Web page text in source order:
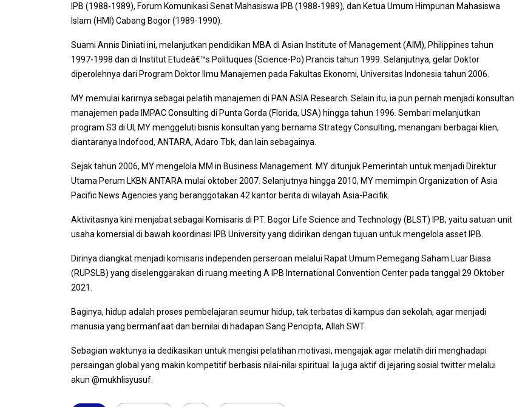
IPB (1988-1989), Forum Komunikasi Senat Mahasiswa IPB (1988-1989), dan Ketua Umum Himpunan Mahasiswa
Islam (HMI) Cabang Bogor (1989-1990).
Suami Annis Diniati ini, melanjutkan pendidikan MBA di Asian Institute of Management (AIM), Philippines tahun
1997-1998 dan di Institut Etudeâ€™s Polituques (Science-Po) Prancis tahun 1999. Selanjutnya, gelar Doktor
diperolehnya dari Program Doktor Ilmu Manajemen pada Fakultas Ekonomi, Universitas Indonesia tahun 2006.
MY memulai karirnya sebagai pelatih manajemen di PAN ASIA Research. Selain itu, ia pun pernah menjadi konsultan
manajemen pada IMPAC Consulting di Punta Gorda (Florida, USA) hingga tahun 1996. Sembari melanjutkan
program S3 di UI, MY menggeluti bisnis konsultan yang bernama Strategy Consulting, menangani berbagai klien,
diantaranya Indofood, ANTARA, Adaro Tbk, dan lain sebagainya.
Sejak tahun 2006, MY mengelola MM in Business Management. MY ditunjuk Pemerintah untuk menjadi Direktur
Utama Perum LKBN ANTARA mulai oktober 2007. Selanjutnya hingga 2010, MY memimpin Organization of Asia
Pacific News Agencies yang beranggotakan 42 kantor berita di wilayah Asia-Pacifik.
Aktivitasnya kini menjabat sebagai Komisaris di PT. Bogor Life Science and Technology (BLST) IPB, yaitu satuan unit
usaha komersial di bawah koordinasi IPB University yang didirikan dengan tujuan untuk mengelola asset IPB.
Dirinya diangkat menjadi komisaris independen perseroan melalui Rapat Umum Pemegang Saham Luar Biasa
(RUPSLB) yang diselenggarakan di ruang meeting A IPB International Convention Center pada tanggal 29 Oktober
2021.
Baginya, hidup adalah proses pembelajaran seumur hidup, tak terbatas di kampus dan sekolah, agar menjadi
manusia yang bermanfaat dan bernilai di hadapan Sang Pencipta, Allah SWT.
Sebagian waktunya ia dedikasikan untuk mengisi pelatihan motivasi, mengajak agar melatih diri menghadapi
persaingan global yang makin kompetitif berbasis nilai-nilai spiritual. Ia juga aktif di jejaring sosial twitter melalui
akun @mukhlisyusuf.